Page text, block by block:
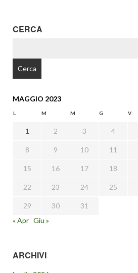
CERCA
MAGGIO 2023
L M M G V
1 2 3 4
8 9 10 11
15 16 17 18
22 23 24 25
29 30
31
« Apr Giu »
ARCHIVI